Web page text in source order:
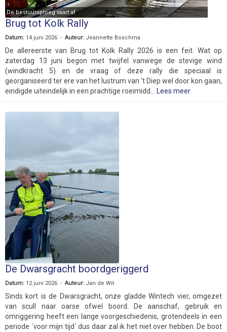
De bestuursploeg vaart af
Brug tot Kolk Rally
Datum: 14 juni 2026 -Auteur: Jeannette Boschma
De allereerste van Brug tot Kolk Rally 2026 is een feit. Wat op
zaterdag 13 juni begon met twijfel vanwege de stevige wind
(windkracht 5) en de vraag of deze rally die speciaal is
georganiseerd ter ere van het lustrum van ‘t Diep wel door kon gaan,
eindigde uiteindelijk in een prachtige roeimidd...
Lees meer
De Dwarsgracht boordgeriggerd
Datum: 12 juni 2026 -Auteur: Jan de Wit
Sinds kort is de Dwarsgracht, onze gladde Wintech vier, omgezet
van scull naar oarse ofwel boord. De aanschaf, gebruik en
omriggering heeft een lange voorgeschiedenis, grotendeels in een
periode ´voor mijn tijd´ dus daar zal ik het niet over hebben. De boot